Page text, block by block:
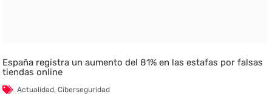
España registra un aumento del 81% en las estafas por falsas
tiendas online
Actualidad,Ciberseguridad